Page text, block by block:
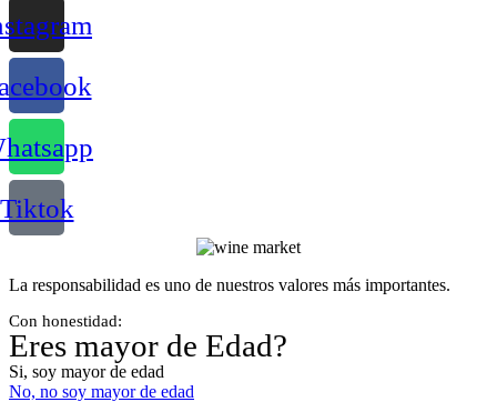
Tiktok
La responsabilidad es uno de nuestros valores más importantes.
Con honestidad:
Eres mayor de Edad?
Si, soy mayor de edad
No, no soy mayor de edad